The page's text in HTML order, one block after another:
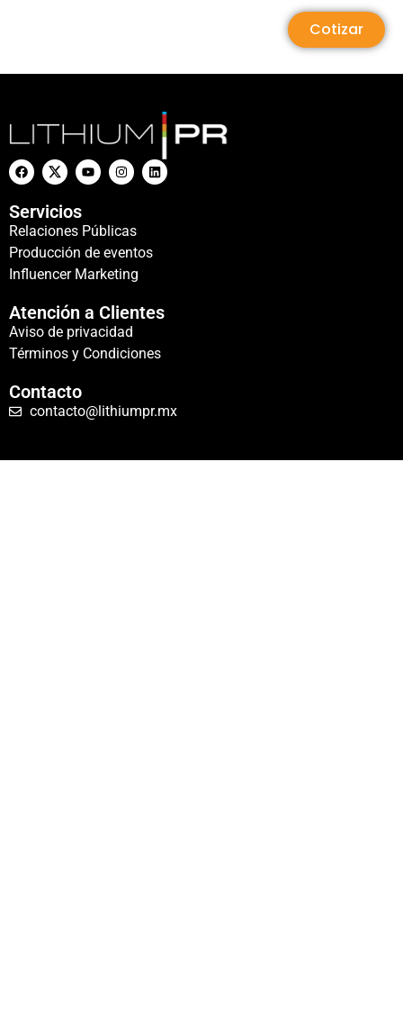
Cotizar
Servicios
Relaciones Públicas
Producción de eventos
Influencer Marketing
Atención a Clientes
Aviso de privacidad
Términos y Condiciones
Contacto
contacto@lithiumpr.mx